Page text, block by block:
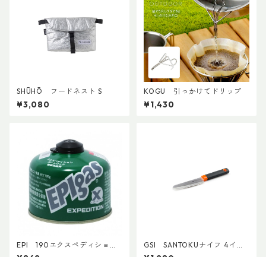
SHŪHŌ フードネスト S
¥3,080
KOGU 引っかけてドリップ
¥1,430
EPI 190エクスペディション
カートリッジ
GSI SANTOKUナイフ 4イン
チ